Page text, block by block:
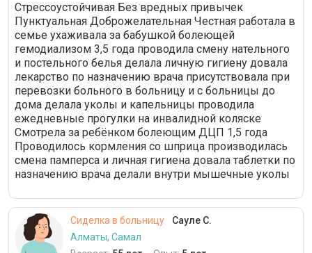
Стрессоустойчивая Без вредных привычек
Пунктуальная Доброжелательная Честная работала в
семье ухаживала за бабушкой болеющей
гемодиализом 3,5 года проводила смену нательного
и постельного белья делала личную гигиену довала
лекарство по назначению врача присутствовала при
перевозки больного в больницу и с больницы до
дома делала уколы и капельницы проводила
ежедневные прогулки на инвалидной коляске
Смотрела за ребёнком болеющим ДЦП 1,5 года
Проводилось кормления со шприца производилась
смена памперса и личная гигиена довала таблетки по
назначению врача делали внутри мышечные уколы
Сиделка в больницу
Сауле С.
Алматы, Самал